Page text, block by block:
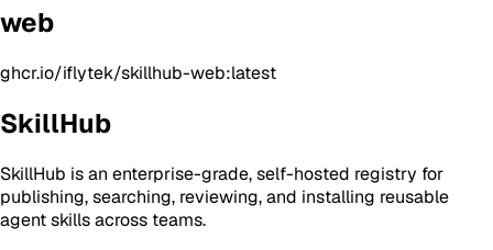
web
ghcr.io/iflytek/skillhub-web:latest
SkillHub
SkillHub is an enterprise-grade, self-hosted registry for
publishing, searching, reviewing, and installing reusable
agent skills across teams.